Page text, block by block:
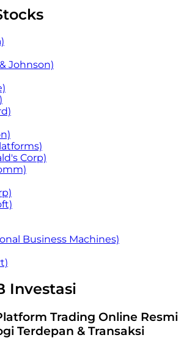
Johnson)
Corp)
Business Machines)
Investasi
Trading Online Resmi
Terdepan & Transaksi